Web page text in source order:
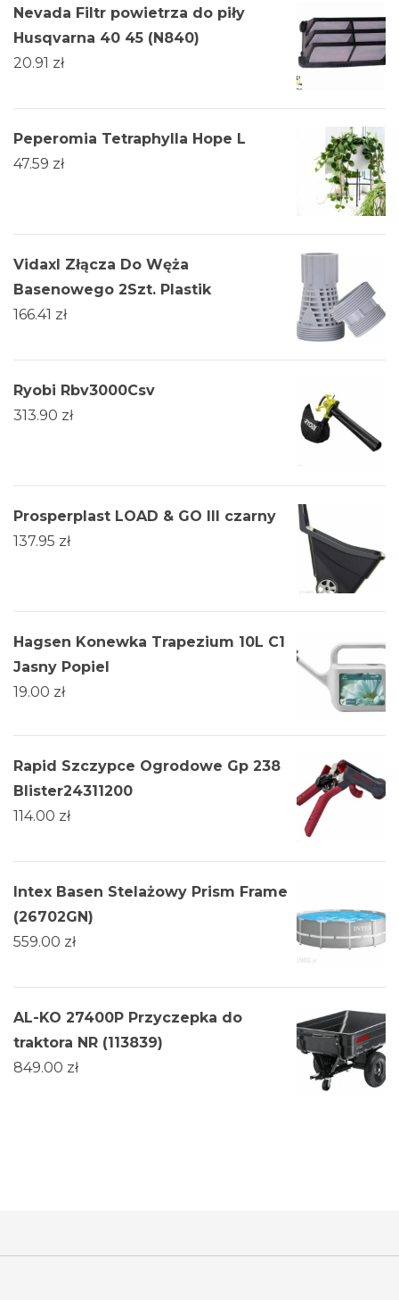
Nevada Filtr powietrza do piły
Husqvarna 40 45 (N840)
20.91 zł
Peperomia Tetraphylla Hope L
47.59 zł
Vidaxl Złącza Do Węża
Basenowego 2Szt. Plastik
166.41 zł
Ryobi Rbv3000Csv
313.90 zł
Prosperplast LOAD & GO III czarny
137.95 zł
Hagsen Konewka Trapezium 10L C1
Jasny Popiel
19.00 zł
Rapid Szczypce Ogrodowe Gp 238
Blister24311200
114.00 zł
Intex Basen Stelażowy Prism Frame
(26702GN)
559.00 zł
AL-KO 27400P Przyczepka do
traktora NR (113839)
849.00 zł